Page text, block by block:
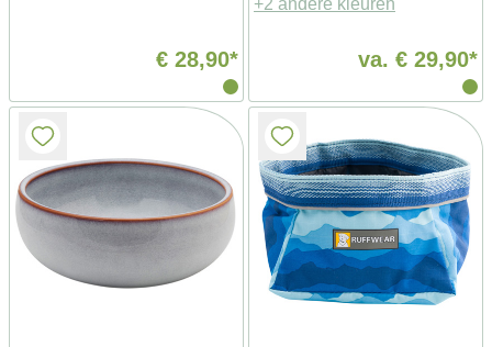
€ 28,90*
+2 andere kleuren
va. € 29,90*